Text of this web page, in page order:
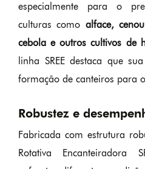
especialmente para o
culturas como alface,
cebola e outros cultivos de
linha SREE destaca que
formação de canteiros para
Robustez e
Fabricada com estrutura
Rotativa